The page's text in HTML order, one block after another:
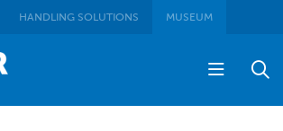
HANDLING SOLUTIONS MUSEUM